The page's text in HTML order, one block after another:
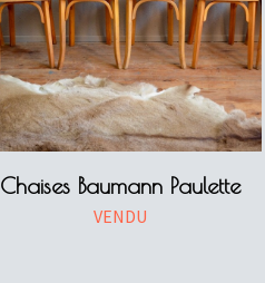
Chaises Baumann Paulette
VENDU